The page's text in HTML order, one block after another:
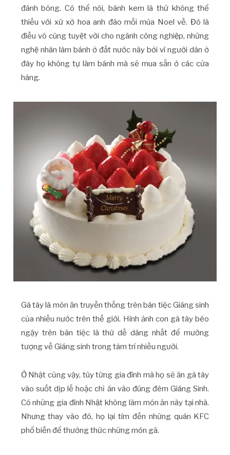
đánh bông. Có thể nói, bánh kem là thứ không thể
thiếu với xứ xở hoa anh đào mỗi mùa Noel về. Đó là
điều vô cùng tuyệt vời cho ngành công nghiệp, những
nghệ nhân làm bánh ở đất nước này bởi vì người dân ở
đây họ không tự làm bánh mà sẽ mua sẵn ở các cửa
hàng.
Gà tây là món ăn truyền thống trên bàn tiệc Giáng sinh
của nhiều nước trên thế giới. Hình ảnh con gà tây béo
ngậy trên bàn tiệc là thứ dễ dàng nhất để mường
tượng về Giáng sinh trong tâm trí nhiều người.
Ở Nhật cũng vậy, tùy từng gia đình mà họ sẽ ăn gà tây
vào suốt dịp lễ hoặc chỉ ăn vào đúng đêm Giáng Sinh.
Có những gia đình Nhật không làm món ăn này tại nhà.
Nhưng thay vào đó, họ lại tìm đến những quán KFC
phổ biến để thưởng thức những món gà.